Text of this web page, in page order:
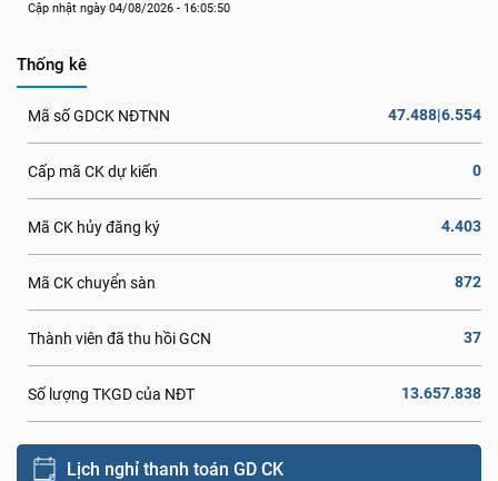
Cập nhật ngày 04/08/2026 - 16:05:50
Thống kê
Mã số GDCK NĐTNN 47.488|6.554
Cấp mã CK dự kiến 0
Mã CK hủy đăng ký 4.403
Mã CK chuyển sàn 872
Thành viên đã thu hồi GCN 37
Số lượng TKGD của NĐT 13.657.838
Lịch nghỉ thanh toán GD CK